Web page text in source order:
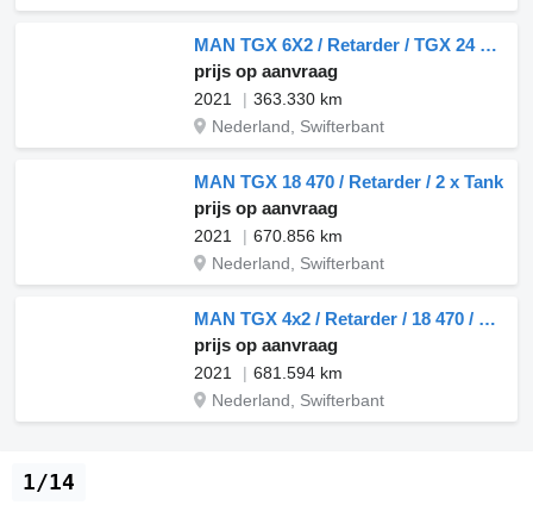
MAN TGX 6X2 / Retarder / TGX 24 470
prijs op aanvraag
2021
363.330 km
Nederland, Swifterbant
MAN TGX 18 470 / Retarder / 2 x Tank
prijs op aanvraag
2021
670.856 km
Nederland, Swifterbant
MAN TGX 4x2 / Retarder / 18 470 / TGX / 2 x Tank
prijs op aanvraag
2021
681.594 km
Nederland, Swifterbant
1/14